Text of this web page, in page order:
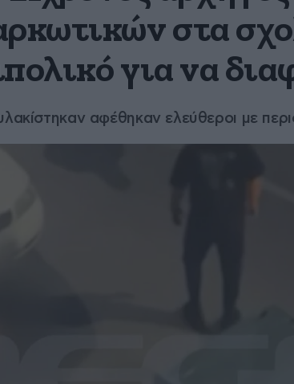
στα
για να
αφέθηκαν ελεύθεροι με